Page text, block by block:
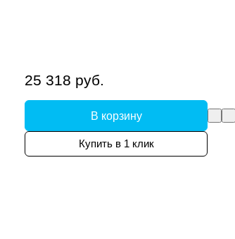
25 318 руб.
В корзину
Купить в 1 клик